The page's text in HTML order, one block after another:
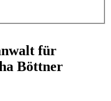
für
Böttner